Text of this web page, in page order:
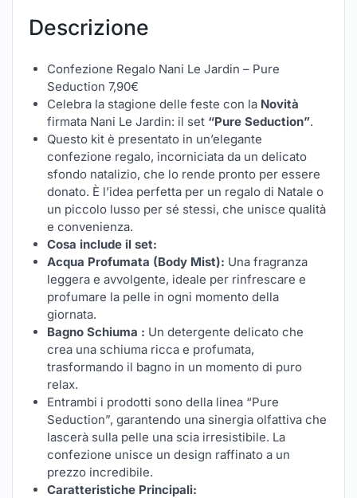
Descrizione
Confezione Regalo Nani Le Jardin – Pure
Seduction 7,90€
Celebra la stagione delle feste con la Novità
firmata Nani Le Jardin: il set “Pure Seduction”.
Questo kit è presentato in un’elegante
confezione regalo, incorniciata da un delicato
sfondo natalizio, che lo rende pronto per essere
donato. È l’idea perfetta per un regalo di Natale o
un piccolo lusso per sé stessi, che unisce qualità
e convenienza.
Cosa include il set:
Acqua Profumata (Body Mist): Una fragranza
leggera e avvolgente, ideale per rinfrescare e
profumare la pelle in ogni momento della
giornata.
Bagno Schiuma : Un detergente delicato che
crea una schiuma ricca e profumata,
trasformando il bagno in un momento di puro
relax.
Entrambi i prodotti sono della linea “Pure
Seduction”, garantendo una sinergia olfattiva che
lascerà sulla pelle una scia irresistibile. La
confezione unisce un design raffinato a un
prezzo incredibile.
Caratteristiche Principali: